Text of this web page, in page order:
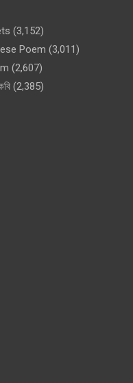
(3,152)
Poem (3,011)
(2,607)
(2,385)